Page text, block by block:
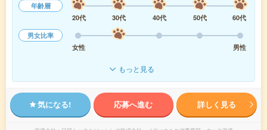
年齢層
20代
30代 40代 50代
60代
男女比率
女性
男性
もっと見る
気になる! 応募へ進む 詳しく見る